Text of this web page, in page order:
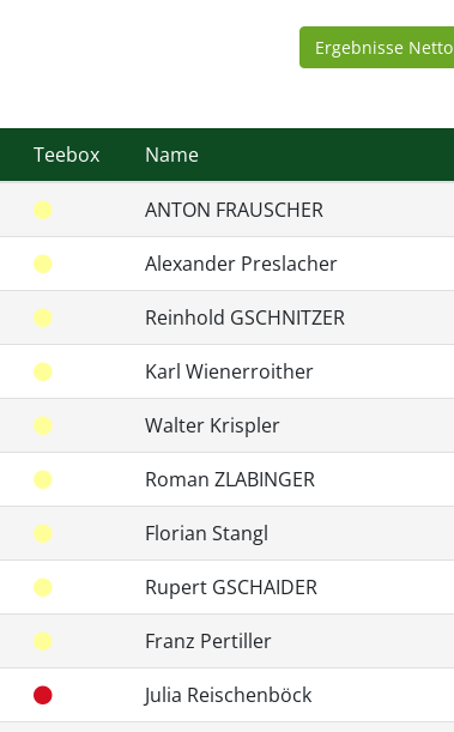
Ergebnisse Netto
Teebox Name
ANTON FRAUSCHER
Alexander Preslacher
Reinhold GSCHNITZER
Karl Wienerroither
Walter Krispler
Roman ZLABINGER
Florian Stangl
Rupert GSCHAIDER
Franz Pertiller
Julia Reischenböck